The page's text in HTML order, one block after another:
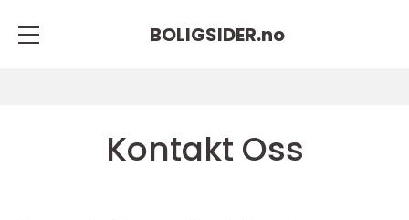
BOLIGSIDER.no
Kontakt Oss